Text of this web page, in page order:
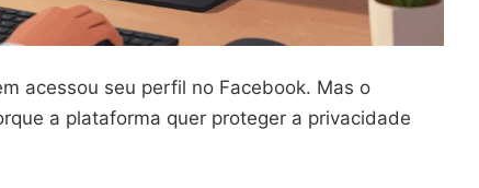
acessou seu perfil no Facebook. Mas o
a plataforma quer proteger a privacidade